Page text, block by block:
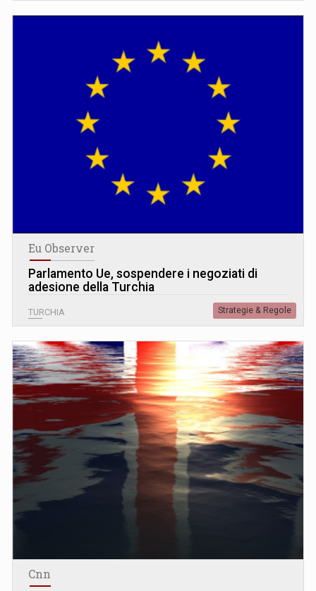
Eu Observer
Parlamento Ue, sospendere i negoziati di
adesione della Turchia
TURCHIA Strategie & Regole
Cnn